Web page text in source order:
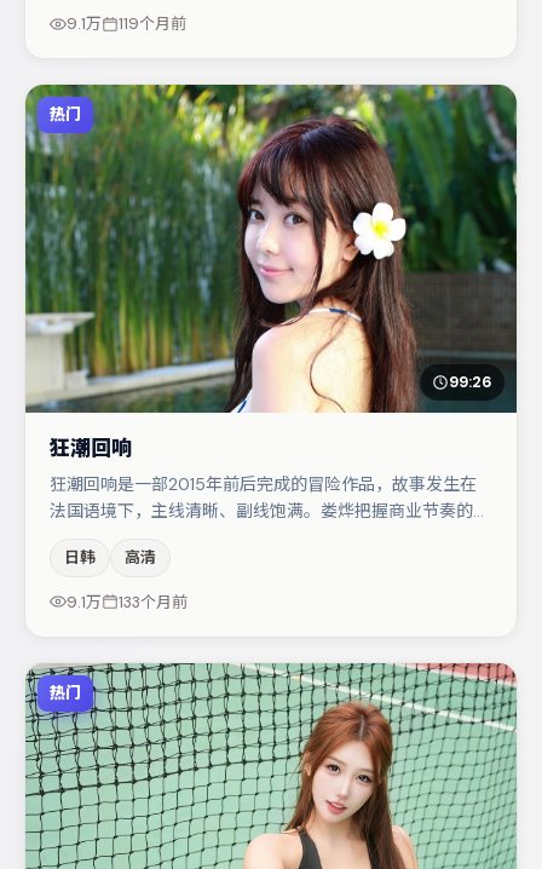
台词与伏笔的观众。节奏紧凑、反转有度，值得列入片单。
9.1万 119个月前
热门
99:26
狂潮回响
狂潮回响是一部2015年前后完成的冒险作品，故事发生在
法国语境下，主线清晰、副线饱满。娄烨把握商业节奏的同
包括小松菜奈、张译、周冬雨等，角色动机前后呼应，适合
喜欢抠台词与伏笔的观众。节奏紧凑、反转有度，值得列入
日韩 高清
9.1万 133个月前
热门